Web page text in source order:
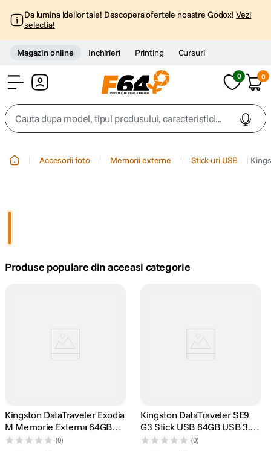
Da lumina ideilor tale! Descopera ofertele noastre Godox! Vezi
selectia!
Magazin online Inchirieri Printing Cursuri
0 0
Cauta dupa model, tipul produsului, caracteristici...
4. peak design
9. dji mic mini
10 . dji osmo
Accesorii foto Memorii externe Stick-uri USB
Produse populare din aceeasi categorie
Kingston DataTraveler Exodia
M Memorie Externa 64GB
USB 3.2
(0)
Kingston DataTraveler SE9
G3 Stick USB 64GB USB 3.2
Gen1 Metalic Auriu
(0)